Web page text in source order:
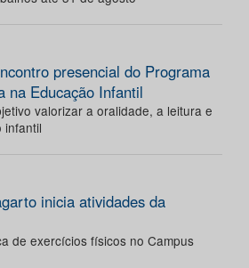
presencial do Programa
na Educação Infantil
valorizar a oralidade, a leitura e
infantil
inicia atividades da
de exercícios físicos no Campus